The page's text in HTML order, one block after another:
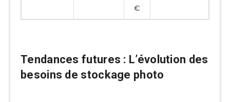
€
Tendances futures : L’évolution des
besoins de stockage photo